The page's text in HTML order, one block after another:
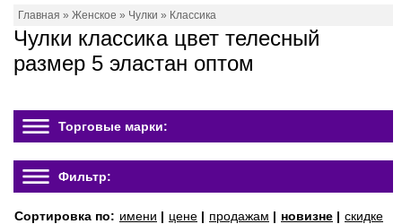
Главная » Женское » Чулки » Классика
Чулки классика цвет телесный
размер 5 эластан оптом
Торговые марки:
Фильтр:
Сортировка по: имени | цене | продажам | новизне | скидке